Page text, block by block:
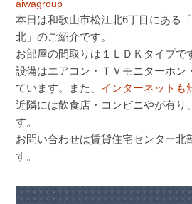
aiwagroup
本日は和歌山市松江北6丁目にある
北」のご紹介です。
お部屋の間取りは１ＬＤＫタイプで
設備はエアコン・ＴＶモニターホン
ています。また、 インターネットも
近隣には飲食店・コンビニやが有り
す。
お問い合わせは賃貸住宅センター北
す。